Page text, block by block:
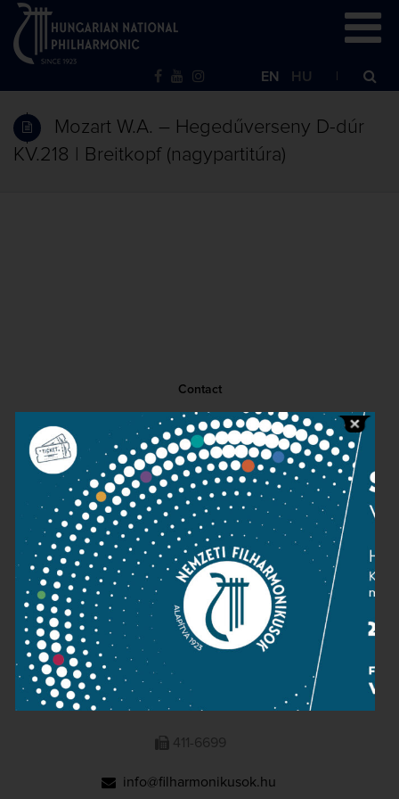
EN HU
Mozart W.A. – Hegedűverseny D-dúr
KV.218 | Breitkopf (nagypartitúra)
Contact
Public information
Press room
Terms and privacy
Imprint
NATIONAL PHILHARMONIC
1095 Budapest, Komor Marcell u. 1. (Müpa)
411-6600
411-6699
info@filharmonikusok.hu